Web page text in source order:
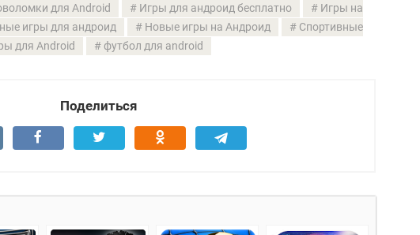
для Android Игры для андроид бесплатно
Игры на
игры для андроид Новые игры на Андроид
Спортивные
для Android
футбол для android
Поделиться